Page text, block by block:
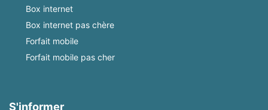
Box internet
Box internet pas chère
Forfait mobile
Forfait mobile pas cher
S'informer